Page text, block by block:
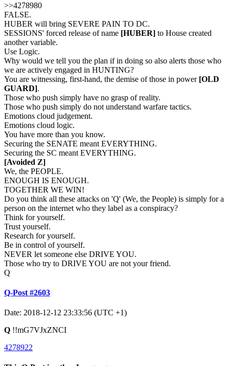
>>4278980
FALSE.
HUBER will bring SEVERE PAIN TO DC.
SESSIONS' forced release of name [HUBER] to House created
another variable.
Use Logic.
Why would we tell you the plan if in doing so also alerts those who
we are actively engaged in HUNTING?
You are witnessing, first-hand, the demise of those in power [OLD
GUARD].
Those who push simply have no grasp of reality.
Those who push simply do not understand warfare tactics.
Emotions cloud judgement.
Emotions cloud logic.
You have more than you know.
Securing the SENATE meant EVERYTHING.
Securing the SC meant EVERYTHING.
[Avoided Z]
We, the PEOPLE.
ENOUGH IS ENOUGH.
TOGETHER WE WIN!
Do you think all these attacks on 'Q' (We, the People) is simply for a
person on the internet who they label as a conspiracy?
Think for yourself.
Trust yourself.
Research for yourself.
Be in control of yourself.
NEVER let someone else DRIVE YOU.
Those who try to DRIVE YOU are not your friend.
Q
Q-Post #2603
Date: 2018-12-12 23:33:56 (UTC +1)
Q !!mG7VJxZNCI
4278922